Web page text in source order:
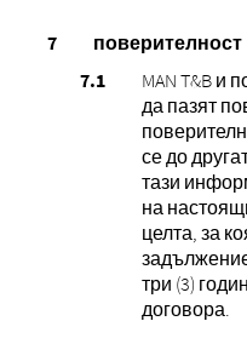
поверителност
MAN T&B и
да пазят
се до
тази
на
целта, за
три (3)
договора.